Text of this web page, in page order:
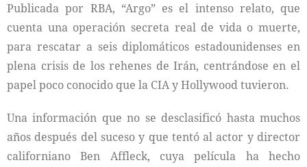
Publicada por RBA, “Argo” es el intenso relato, que
cuenta una operación secreta real de vida o muerte,
para rescatar a seis diplomáticos estadounidenses en
plena crisis de los rehenes de Irán, centrándose en el
papel poco conocido que la CIA y Hollywood tuvieron.
Una información que no se desclasificó hasta muchos
años después del suceso y que tentó al actor y director
californiano Ben Affleck, cuya película ha hecho